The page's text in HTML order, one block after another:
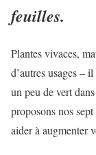
feuilles.
Plantes vivaces,
d’autres usages –
un peu de vert
proposons nos
aider à augmenter